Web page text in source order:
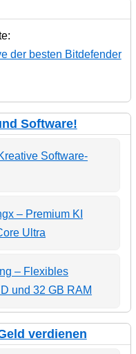
der besten Bitdefender
Software!
Software-
– Premium KI
Ultra
– Flexibles
und 32 GB RAM
verdienen